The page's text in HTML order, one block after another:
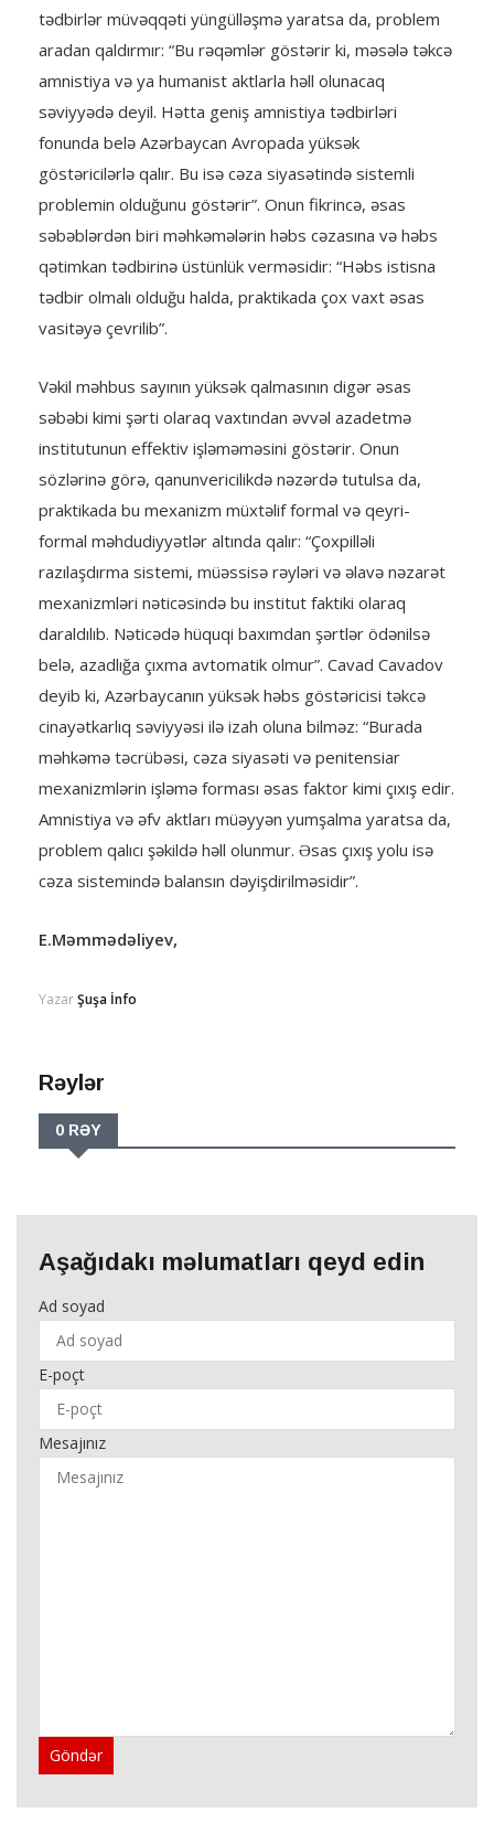
tədbirlər müvəqqəti yüngülləşmə yaratsa da, problem
aradan qaldırmır: “Bu rəqəmlər göstərir ki, məsələ təkcə
amnistiya və ya humanist aktlarla həll olunacaq
səviyyədə deyil. Hətta geniş amnistiya tədbirləri
fonunda belə Azərbaycan Avropada yüksək
göstəricilərlə qalır. Bu isə cəza siyasətində sistemli
problemin olduğunu göstərir”. Onun fikrincə, əsas
səbəblərdən biri məhkəmələrin həbs cəzasına və həbs
qətimkan tədbirinə üstünlük verməsidir: “Həbs istisna
tədbir olmalı olduğu halda, praktikada çox vaxt əsas
vasitəyə çevrilib”.
Vəkil məhbus sayının yüksək qalmasının digər əsas
səbəbi kimi şərti olaraq vaxtından əvvəl azadetmə
institutunun effektiv işləməməsini göstərir. Onun
sözlərinə görə, qanunvericilikdə nəzərdə tutulsa da,
praktikada bu mexanizm müxtəlif formal və qeyri-
formal məhdudiyyətlər altında qalır: “Çoxpilləli
razılaşdırma sistemi, müəssisə rəyləri və əlavə nəzarət
mexanizmləri nəticəsində bu institut faktiki olaraq
daraldılıb. Nəticədə hüquqi baxımdan şərtlər ödənilsə
belə, azadlığa çıxma avtomatik olmur”. Cavad Cavadov
deyib ki, Azərbaycanın yüksək həbs göstəricisi təkcə
cinayətkarlıq səviyyəsi ilə izah oluna bilməz: “Burada
məhkəmə təcrübəsi, cəza siyasəti və penitensiar
mexanizmlərin işləmə forması əsas faktor kimi çıxış edir.
Amnistiya və əfv aktları müəyyən yumşalma yaratsa da,
problem qalıcı şəkildə həll olunmur. Əsas çıxış yolu isə
cəza sistemində balansın dəyişdirilməsidir”.
E.Məmmədəliyev,
YazarŞuşa İnfo
Rəylər
0 RƏY
Aşağıdakı məlumatları qeyd edin
Ad soyad
E-poçt
Mesajınız
Göndər